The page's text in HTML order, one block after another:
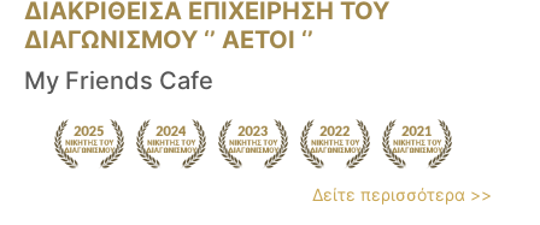
ΔΙΑΚΡΙΘΕΙΣΑ ΕΠΙΧΕΙΡΗΣΗ ΤΟΥ
ΔΙΑΓΩΝΙΣΜΟΥ ‘’ ΑΕΤΟΙ ‘’
My Friends Cafe
Δείτε περισσότερα >>